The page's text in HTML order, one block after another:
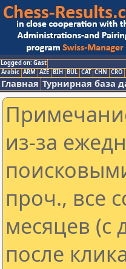
Logged on: Gast
Arabic ARM AZE BIH BUL CAT CHN CRO
Главная Турнирная база
из-за
проч., все
месяцев (с
после